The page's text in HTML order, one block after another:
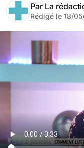
Par La
Rédigé le 18/